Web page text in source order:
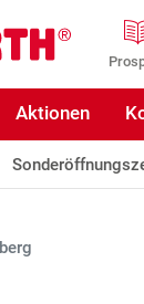
Aktionen